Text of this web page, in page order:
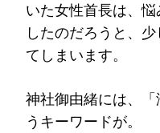
いた女性首長は、
したのだろうと、
てしまいます。
神社御由緒には、
うキーワードが。